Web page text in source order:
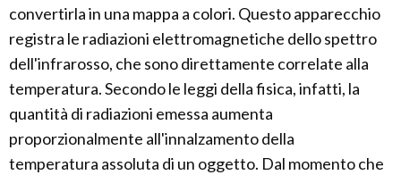
convertirla in una mappa a colori. Questo apparecchio
registra le radiazioni elettromagnetiche dello spettro
dell'infrarosso, che sono direttamente correlate alla
temperatura. Secondo le leggi della fisica, infatti, la
quantità di radiazioni emessa aumenta
proporzionalmente all'innalzamento della
temperatura assoluta di un oggetto. Dal momento che